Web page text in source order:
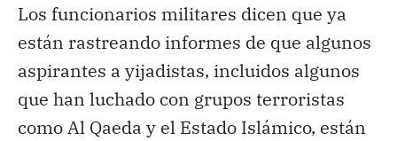
Los funcionarios militares dicen que ya
están rastreando informes de que algunos
aspirantes a yijadistas, incluidos algunos
que han luchado con grupos terroristas
como Al Qaeda y el Estado Islámico, están